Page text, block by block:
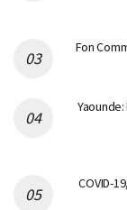
Fon
COVID-